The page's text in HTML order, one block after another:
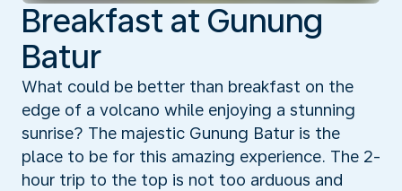
Breakfast at Gunung
Batur
What could be better than breakfast on the
edge of a volcano while enjoying a stunning
sunrise? The majestic Gunung Batur is the
place to be for this amazing experience. The 2-
hour trip to the top is not too arduous and